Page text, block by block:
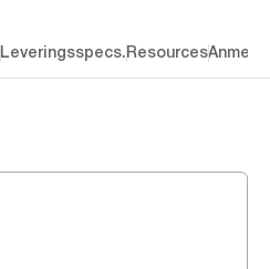
Leveringsspecs.Resources